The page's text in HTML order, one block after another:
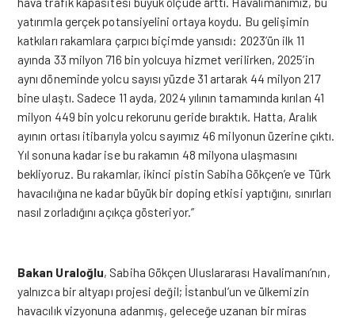
yatırımla gerçek potansiyelini ortaya koydu. Bu gelişimin
katkıları rakamlara çarpıcı biçimde yansıdı: 2023’ün ilk 11
ayında 33 milyon 716 bin yolcuya hizmet verilirken, 2025’in
aynı döneminde yolcu sayısı yüzde 31 artarak 44 milyon 217
bine ulaştı. Sadece 11 ayda, 2024 yılının tamamında kırılan 41
milyon 449 bin yolcu rekorunu geride bıraktık. Hatta, Aralık
ayının ortası itibarıyla yolcu sayımız 46 milyonun üzerine çıktı.
Yıl sonuna kadar ise bu rakamın 48 milyona ulaşmasını
bekliyoruz. Bu rakamlar, ikinci pistin Sabiha Gökçen’e ve Türk
havacılığına ne kadar büyük bir doping etkisi yaptığını, sınırları
nasıl zorladığını açıkça gösteriyor.”
Bakan Uraloğlu, Sabiha Gökçen Uluslararası Havalimanı’nın,
yalnızca bir altyapı projesi değil; İstanbul’un ve ülkemizin
havacılık vizyonuna adanmış, geleceğe uzanan bir miras